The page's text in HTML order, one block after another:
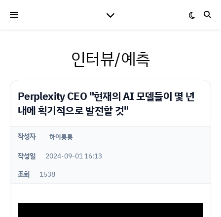
인터뷰/예측
Perplexity CEO "현재의 AI 모델들이 몇 년
내에 획기적으로 발전할 것"
작성자 하이룽룽
작성일
2024-09-01 16:13
조회
1538